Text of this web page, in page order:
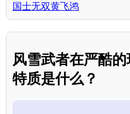
国士无双黄飞鸿
风雪武者在严酷
特质是什么？